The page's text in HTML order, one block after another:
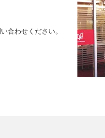
合わせください。